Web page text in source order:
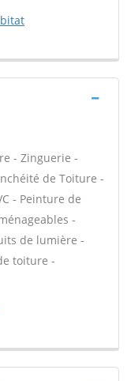
- Zinguerie -
de Toiture -
- Peinture de
-
de lumière -
toiture -